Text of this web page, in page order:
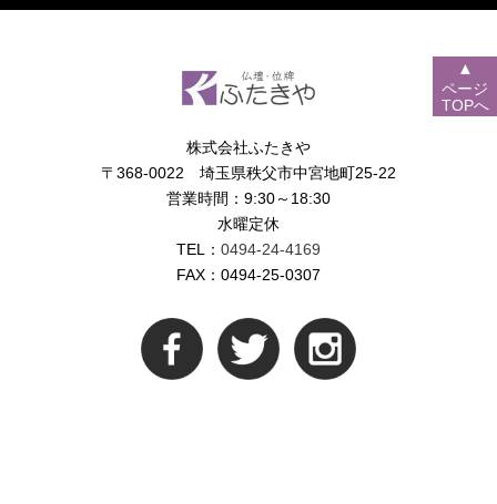
株式会社ふたきや
〒368-0022 埼玉県秩父市中宮地町25-22
営業時間：9:30～18:30
水曜定休
TEL： 0494-24-4169
FAX：0494-25-0307
▲
ページ
TOPへ